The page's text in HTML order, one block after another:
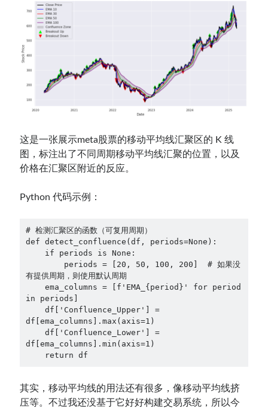
这是一张展示meta股票的移动平均线汇聚区的 K 线
图，标注出了不同周期移动平均线汇聚的位置，以及
价格在汇聚区附近的反应。
Python 代码示例：
# 检测汇聚区的函数（可复用周期）
def detect_confluence(df, periods=None):
有提供周期，则使用默认周期
in periods]
df[ema_columns].max(axis=1)
df[ema_columns].min(axis=1)
    return df
其实，移动平均线的用法还有很多，像移动平均线挤
压等。不过我还没基于它好好构建交易系统，所以今